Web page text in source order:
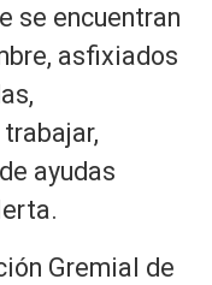
se encuentran
asfixiados
ayudas
Gremial de